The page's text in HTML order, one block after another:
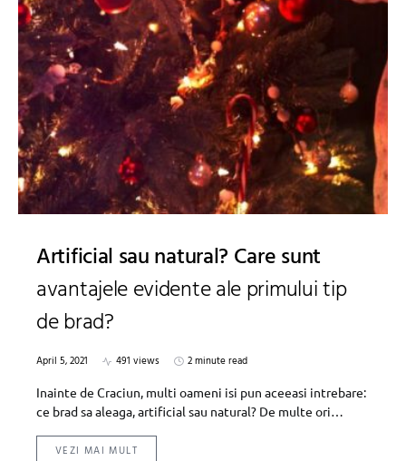
Artificial sau natural? Care sunt
avantajele evidente ale primului tip
de brad?
April 5, 2021 491 views
2 minute read
Inainte de Craciun, multi oameni isi pun aceeasi intrebare:
ce brad sa aleaga, artificial sau natural? De multe ori…
VEZI MAI MULT